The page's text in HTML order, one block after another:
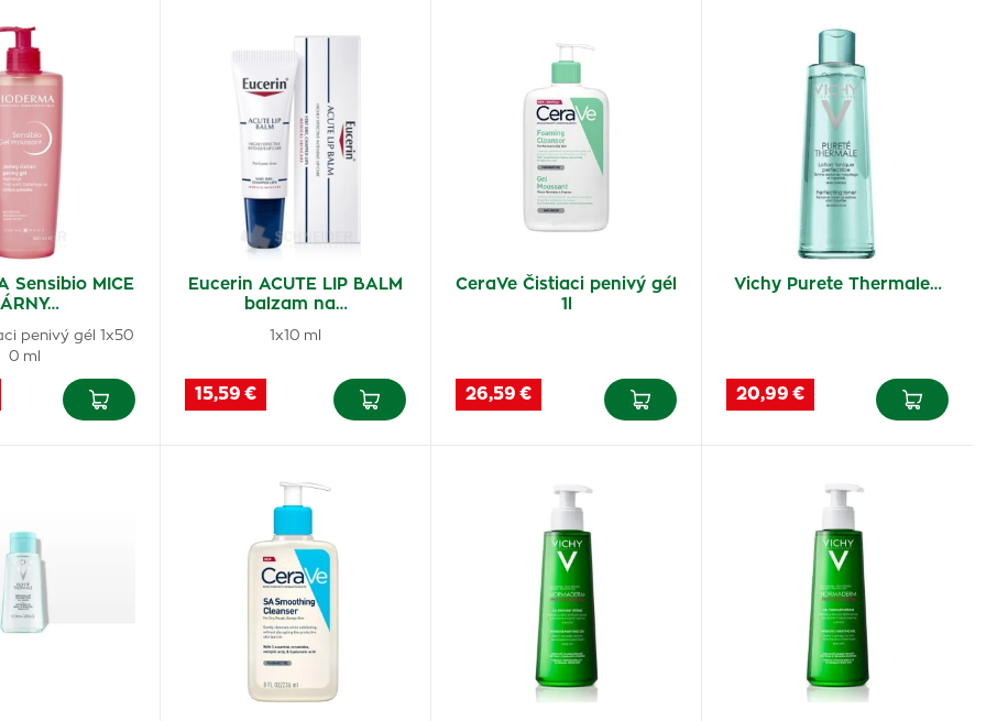
Sensibio MICE
penivý gél 1x50
0 ml
Eucerin ACUTE LIP BALM
balzam na…
1x10 ml
15,59 €
CeraVe Čistiaci penivý gél
1l
26,59 €
Vichy Purete Thermale…
20,99 €